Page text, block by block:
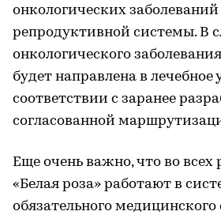
онкологических
репродуктивной системы. В
онкологического
будет направлена в лечебное
соответствии с заранее
согласованной
Еще очень важно, что во всех
«Белая роза» работают в
обязательного медицинского